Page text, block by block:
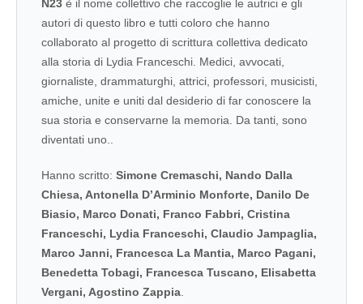
N23 è il nome collettivo che raccoglie le autrici e gli
autori di questo libro e tutti coloro che hanno
collaborato al progetto di scrittura collettiva dedicato
alla storia di Lydia Franceschi. Medici, avvocati,
giornaliste, drammaturghi, attrici, professori, musicisti,
amiche, unite e uniti dal desiderio di far conoscere la
sua storia e conservarne la memoria. Da tanti, sono
diventati uno..
Hanno scritto:Simone Cremaschi, Nando Dalla
Chiesa, Antonella D’Arminio Monforte, Danilo De
Biasio, Marco Donati, Franco Fabbri, Cristina
Franceschi, Lydia Franceschi, Claudio Jampaglia,
Marco Janni, Francesca La Mantia, Marco Pagani,
Benedetta Tobagi, Francesca Tuscano, Elisabetta
Vergani, Agostino Zappia.